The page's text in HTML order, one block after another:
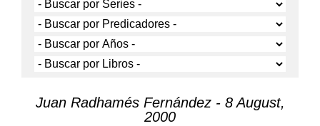
Juan Radhamés Fernández - 8 August,
2000